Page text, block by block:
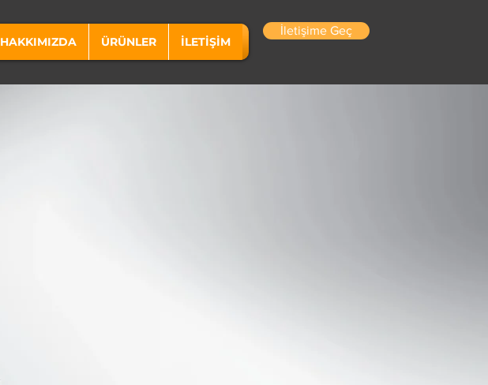
HAKKIMIZDA ÜRÜNLER İLETİŞİM
İletişime Geç